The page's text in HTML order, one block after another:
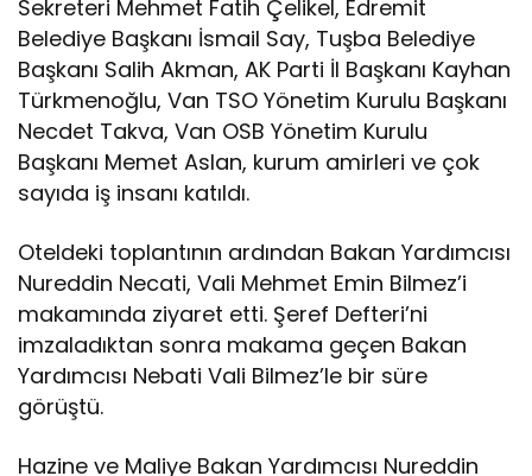
Sekreteri Mehmet Fatih Çelikel, Edremit
Belediye Başkanı İsmail Say, Tuşba Belediye
Başkanı Salih Akman, AK Parti İl Başkanı Kayhan
Türkmenoğlu, Van TSO Yönetim Kurulu Başkanı
Necdet Takva, Van OSB Yönetim Kurulu
Başkanı Memet Aslan, kurum amirleri ve çok
sayıda iş insanı katıldı.
Oteldeki toplantının ardından Bakan Yardımcısı
Nureddin Necati, Vali Mehmet Emin Bilmez’i
makamında ziyaret etti. Şeref Defteri’ni
imzaladıktan sonra makama geçen Bakan
Yardımcısı Nebati Vali Bilmez’le bir süre
görüştü.
Hazine ve Maliye Bakan Yardımcısı Nureddin